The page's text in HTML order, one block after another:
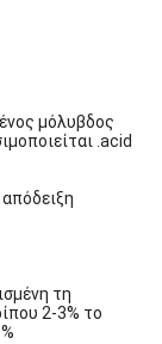
μόλυβδος
.acid
απόδειξη
τη
2-3% το